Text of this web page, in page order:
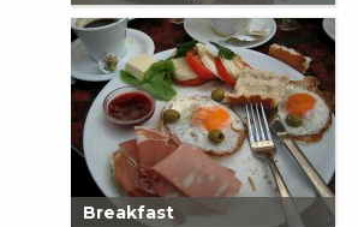
Breakfast